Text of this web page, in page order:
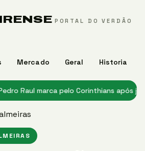
PORTAL DO VERDÃO
Mercado Geral Historia
Raul marca pelo Corinthians após jejum